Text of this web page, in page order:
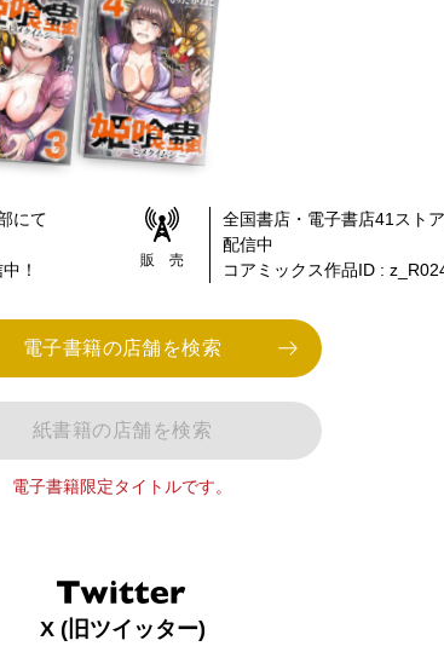
にて
！ 販 売
全国書店・電子書店41 スト
配信中
コアミックス作品ID :
電子書籍の店舗を検索
紙書籍の店舗を検索
電子書籍限定タイトルです。
X (旧ツイッター)